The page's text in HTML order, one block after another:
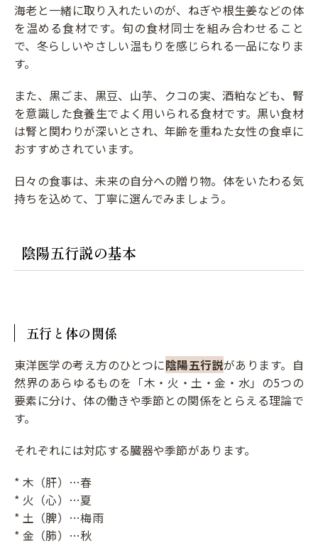
海老と一緒に取り入れたいのが、ねぎや根生姜などの体
を温める食材です。旬の食材同士を組み合わせること
で、冬らしいやさしい温もりを感じられる一品になりま
す。
また、黒ごま、黒豆、山芋、クコの実、酒粕なども、腎
を意識した食養生でよく用いられる食材です。黒い食材
は腎と関わりが深いとされ、年齢を重ねた女性の食卓に
おすすめされています。
日々の食事は、未来の自分への贈り物。体をいたわる気
持ちを込めて、丁寧に選んでみましょう。
陰陽五行説の基本
五行と体の関係
東洋医学の考え方のひとつに陰陽五行説があります。自
然界のあらゆるものを「木・火・土・金・水」の5つの
要素に分け、体の働きや季節との関係をとらえる理論で
す。
それぞれには対応する臓器や季節があります。
* 木（肝）…春
* 火（心）…夏
* 土（脾）…梅雨
* 金（肺）…秋